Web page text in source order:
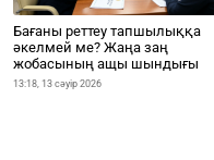
Бағаны реттеу тапшылыққа
әкелмей ме? Жаңа заң
жобасының ащы шындығы
13:18, 13 сәуір 2026